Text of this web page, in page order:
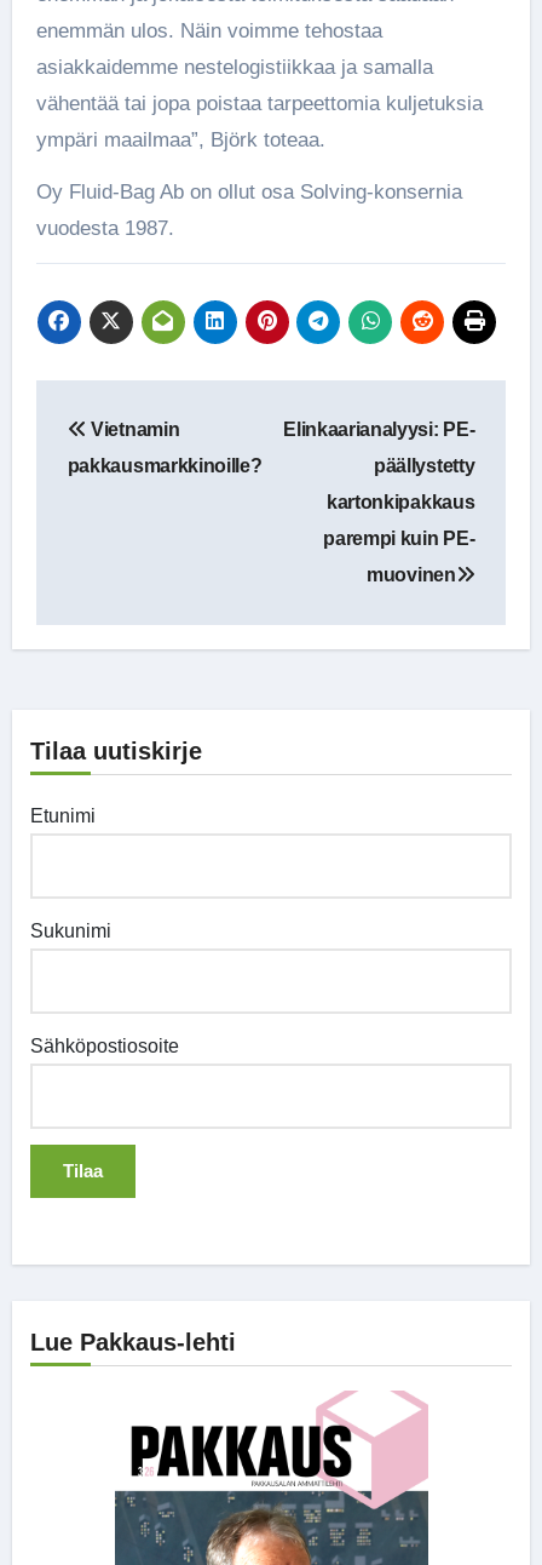
enemmän ulos. Näin voimme tehostaa
asiakkaidemme nestelogistiikkaa ja samalla
vähentää tai jopa poistaa tarpeettomia kuljetuksia
ympäri maailmaa”, Björk toteaa.
Oy Fluid-Bag Ab on ollut osa Solving-konsernia
vuodesta 1987.
selaus
Vietnamin
pakkausmarkkinoille?
Elinkaarianalyysi: PE-
päällystetty
kartonkipakkaus
parempi kuin PE-
muovinen
Tilaa uutiskirje
Etunimi
Sukunimi
Sähköpostiosoite
Lue Pakkaus-lehti